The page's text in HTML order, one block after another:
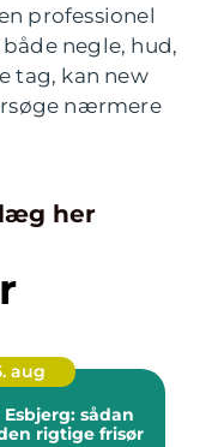
professionel
negle, hud,
tag, kan new
nærmere
her
aug
sådan
rigtige frisør